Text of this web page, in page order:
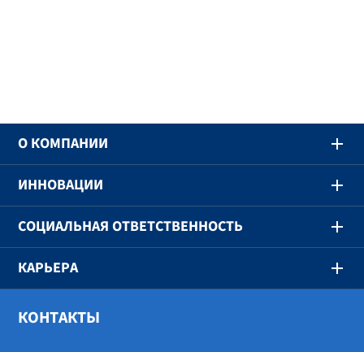
O КОМПАНИИ
ИННОВАЦИИ
СОЦИАЛЬНАЯ ОТВЕТСТВЕННОСТЬ
КАРЬЕРА
КОНТАКТЫ